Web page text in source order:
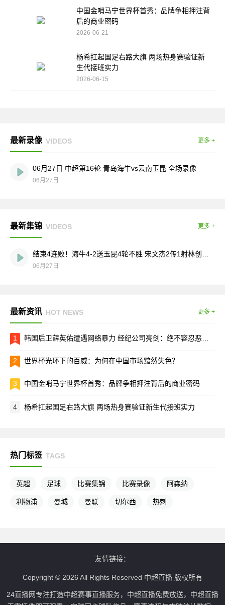
中国金哨马宁世界杯首秀：品牌争相押注背
后的商业密码
2026-06-21
杨希扛起国足右路大旗 两场热身赛验证新
生代接班实力
2026-06-15
最新录像 VIDEOS 更多 +
06月27日 中超第16轮 青岛海牛vs云南玉昆 全场录像
06月27日
最新集锦 VIDEOS 更多 +
06月27日
最新资讯 HOT NEWS 更多 +
1 韩国后卫薛英佑遭遇网络暴力 经纪公司亮剑：绝不容忍恶意攻击
2 世界杯光环下的百威：为何在中国市场黯然失色？
3 中国金哨马宁世界杯首秀：品牌争相押注背后的商业密码
4 杨希扛起国足右路大旗 两场热身赛验证新生代接班实力
热门标签 TAGS
英超 足球 比赛集锦 比赛录像 阿森纳
利物浦 曼城 曼联 切尔西 热刺
友情链接：
Copyright © 2026 All Rights Reserved 中超直播 版权所有
24直播网专注打造中超赛事直播服务，中超直播免费放送，中超直播